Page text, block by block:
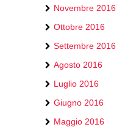
Novembre 2016
Ottobre 2016
Settembre 2016
Agosto 2016
Luglio 2016
Giugno 2016
Maggio 2016